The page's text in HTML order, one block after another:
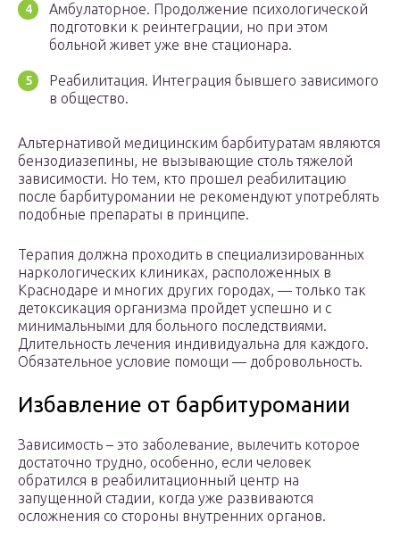
Амбулаторное. Продолжение психологической
подготовки к реинтеграции, но при этом
больной живет уже вне стационара.
Реабилитация. Интеграция бывшего зависимого
в общество.
Альтернативой медицинским барбитуратам являются
бензодиазепины, не вызывающие столь тяжелой
зависимости. Но тем, кто прошел реабилитацию
после барбитуромании не рекомендуют употреблять
подобные препараты в принципе.
Терапия должна проходить в специализированных
наркологических клиниках, расположенных в
Краснодаре и многих других городах, — только так
детоксикация организма пройдет успешно и с
минимальными для больного последствиями.
Длительность лечения индивидуальна для каждого.
Обязательное условие помощи — добровольность.
Избавление от барбитуромании
Зависимость – это заболевание, вылечить которое
достаточно трудно, особенно, если человек
обратился в реабилитационный центр на
запущенной стадии, когда уже развиваются
осложнения со стороны внутренних органов.